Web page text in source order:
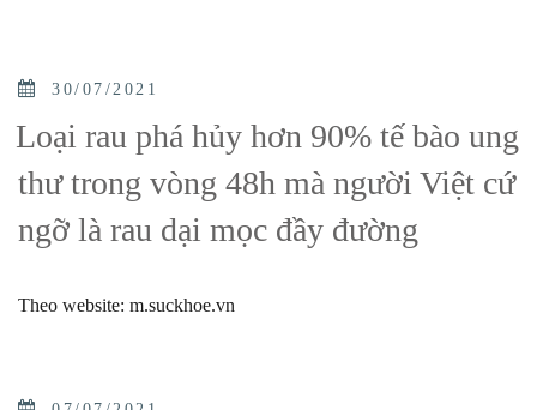
POSTED
30/07/2021
Loại rau phá hủy hơn 90% tế bào ung
thư trong vòng 48h mà người Việt cứ
ngỡ là rau dại mọc đầy đường
Theo website: m.suckhoe.vn
POSTED